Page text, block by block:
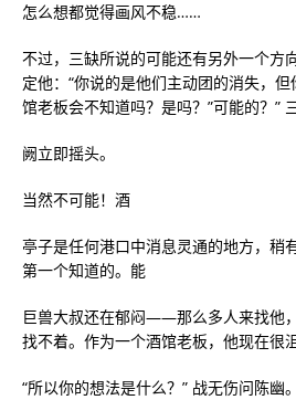
怎么想都觉得画风不稳……
不过，三缺所说的可能还有另外一个方
定他：“你说的是他们主动团的消失，
馆老板会不知道吗？是吗？”可能的？”
阙立即摇头。
当然不可能！酒
亭子是任何港口中消息灵通的地方，稍
第一个知道的。能
巨兽大叔还在郁闷——那么多人来找他
找不着。作为一个酒馆老板，他现在很沮
“所以你的想法是什么？” 战无伤问陈幽